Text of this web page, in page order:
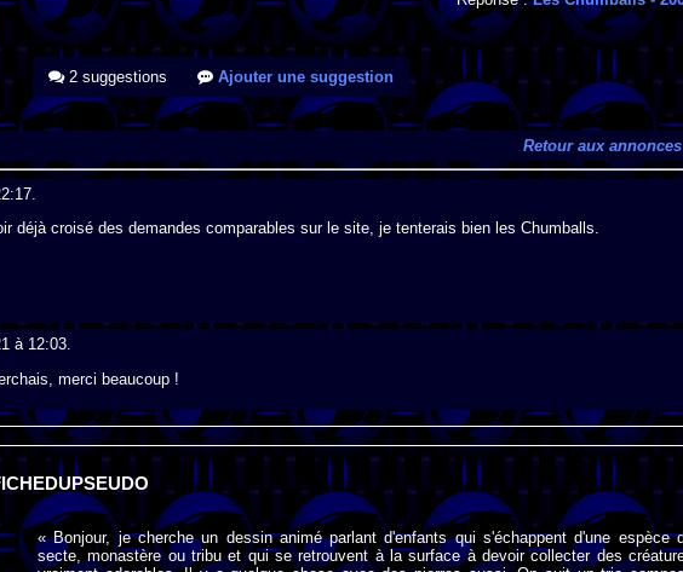
2 suggestions Ajouter une suggestion
Retour aux annonces
déjà croisé des demandes comparables sur le site, je tenterais bien les Chumballs.
à 12:03.
merci beaucoup !
« Bonjour, je cherche un dessin animé parlant d'enfants qui s'échappent d'une espèce
secte, monastère ou tribu et qui se retrouvent à la surface à devoir collecter des